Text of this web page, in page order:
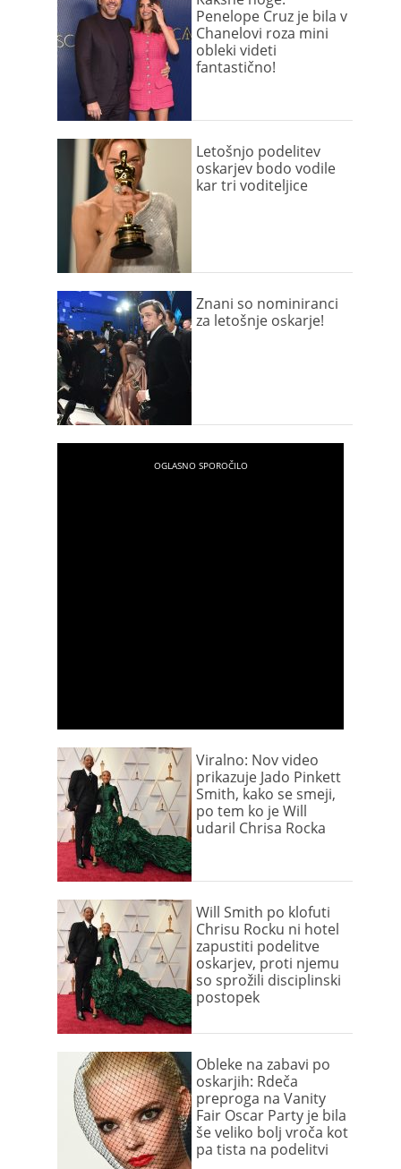
Penelope Cruz je bila v
Chanelovi roza mini
obleki videti
fantastično!
Letošnjo podelitev
oskarjev bodo vodile
kar tri voditeljice
Znani so nominiranci
za letošnje oskarje!
Viralno: Nov video
prikazuje Jado Pinkett
Smith, kako se smeji,
po tem ko je Will
udaril Chrisa Rocka
Will Smith po klofuti
Chrisu Rocku ni hotel
zapustiti podelitve
oskarjev, proti njemu
so sprožili disciplinski
postopek
Obleke na zabavi po
oskarjih: Rdeča
preproga na Vanity
Fair Oscar Party je bila
še veliko bolj vroča kot
pa tista na podelitvi